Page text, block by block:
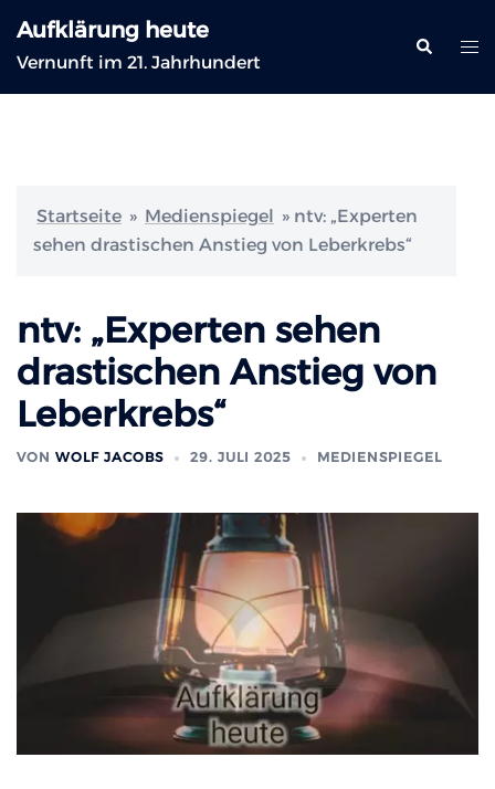
Inhalt
springen
Aufklärung heute
Vernunft im 21. Jahrhundert
Suche
Startseite » Medienspiegel » ntv: „Experten
sehen drastischen Anstieg von Leberkrebs“
ntv: „Experten sehen
drastischen Anstieg von
Leberkrebs“
VON WOLF JACOBS 29. JULI 2025 MEDIENSPIEGEL